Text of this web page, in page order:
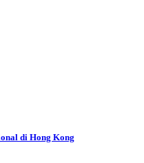
di Hong Kong